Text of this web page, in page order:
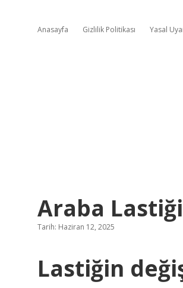
Anasayfa Gizlilik Politikası Yasal
Araba
Tarih: Haziran 12, 2025
Lastiğin